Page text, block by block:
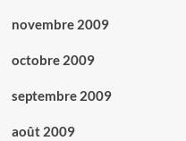
novembre 2009
octobre 2009
septembre 2009
août 2009